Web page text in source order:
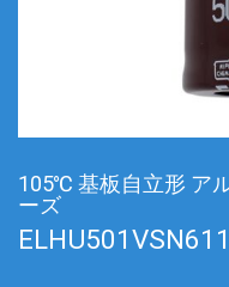
105℃ 基板自立形 ア
ーズ